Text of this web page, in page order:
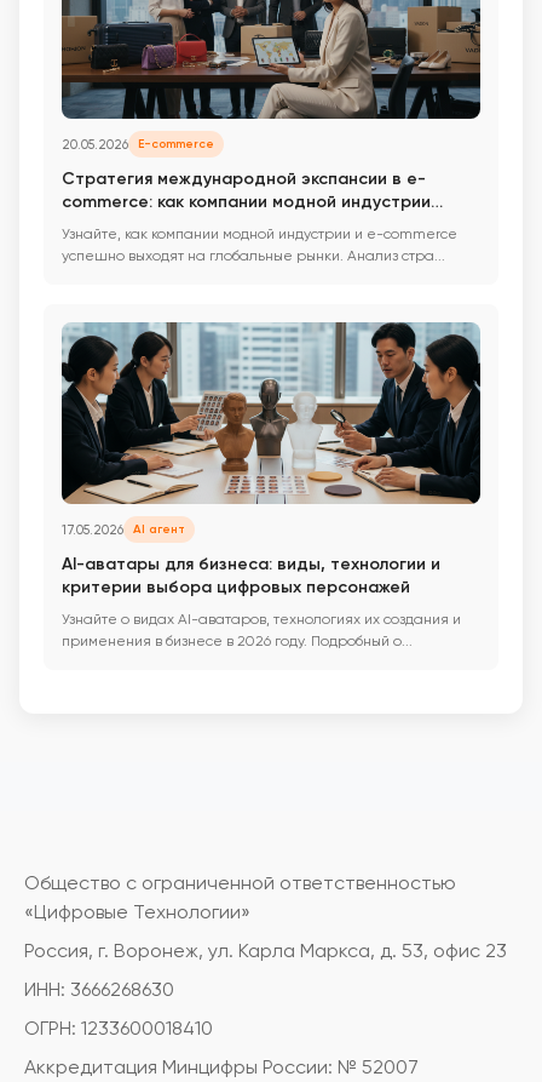
20.05.2026 E-commerce
Стратегия международной экспансии в e-
commerce: как компании модной индустрии
завоевывают глобальные рынки
Узнайте, как компании модной индустрии и e-commerce
успешно выходят на глобальные рынки. Анализ стра...
17.05.2026 AI агент
AI-аватары для бизнеса: виды, технологии и
критерии выбора цифровых персонажей
Узнайте о видах AI-аватаров, технологиях их создания и
применения в бизнесе в 2026 году. Подробный о...
Общество с ограниченной ответственностью
«Цифровые Технологии»
Россия, г. Воронеж, ул. Карла Маркса, д. 53, офис 23
ИНН: 3666268630
ОГРН: 1233600018410
Аккредитация Минцифры России: № 52007